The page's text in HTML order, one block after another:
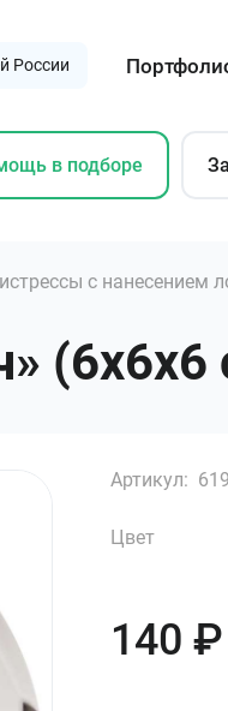
России
в подборе
с нанесением
(6х6х6
Артикул:
Цвет
140 ₽